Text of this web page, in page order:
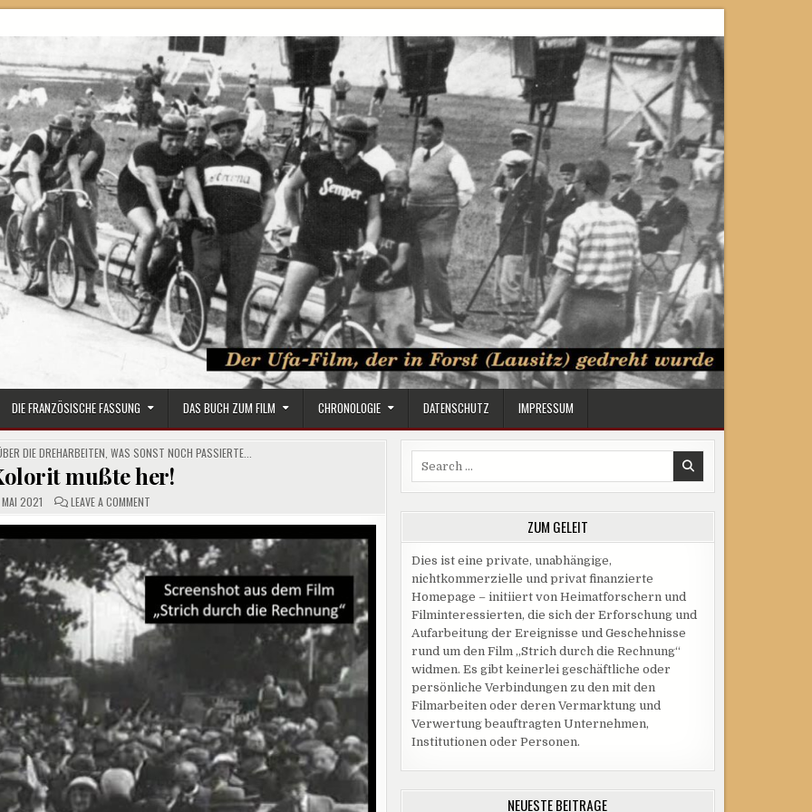
DIE FRANZÖSISCHE FASSUNG DAS BUCH ZUM FILM CHRONOLOGIE DATENSCHUTZ IMPRESSUM
DIE DREHARBEITEN, WAS SONST NOCH PASSIERTE...
mußte her!
2021 LEAVE A COMMENTON
KOLORIT
ER!
ZUM GELEIT
Dies ist eine private, unabhängige,
nichtkommerzielle und privat finanzierte
Homepage – initiiert von Heimatforschern und
Filminteressierten, die sich der Erforschung und
Aufarbeitung der Ereignisse und Geschehnisse
rund um den Film „Strich durch die Rechnung“
widmen. Es gibt keinerlei geschäftliche oder
persönliche Verbindungen zu den mit den
Filmarbeiten oder deren Vermarktung und
Verwertung beauftragten Unternehmen,
Institutionen oder Personen.
NEUESTE BEITRÄGE